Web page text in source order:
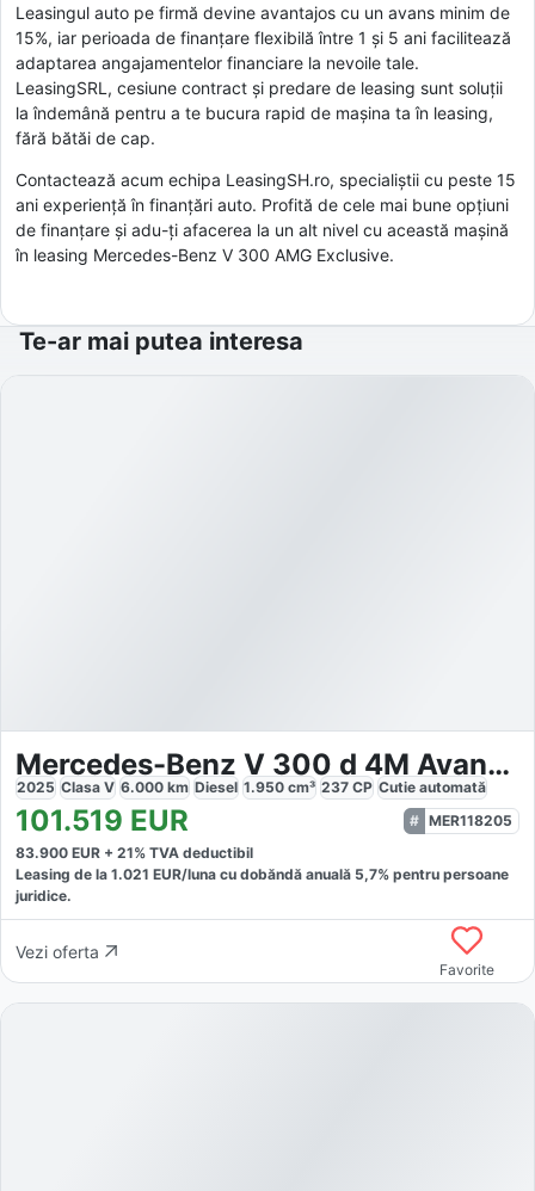
Leasingul auto pe firmă devine avantajos cu un avans minim de
15%, iar perioada de finanțare flexibilă între 1 și 5 ani facilitează
adaptarea angajamentelor financiare la nevoile tale.
LeasingSRL, cesiune contract și predare de leasing sunt soluții
la îndemână pentru a te bucura rapid de mașina ta în leasing,
fără bătăi de cap.
Contactează acum echipa LeasingSH.ro, specialiștii cu peste 15
ani experiență în finanțări auto. Profită de cele mai bune opțiuni
de finanțare și adu-ți afacerea la un alt nivel cu această mașină
în leasing Mercedes-Benz V 300 AMG Exclusive.
Te-ar mai putea interesa
Mercedes-Benz V 300 d 4M Avantgarde Lang
2025 Clasa V 6.000 km Diesel 1.950 cm³ 237 CP Cutie automată
101.519 EUR
MER118205
83.900 EUR + 21% TVA deductibil
Leasing de la 1.021 EUR/luna cu dobăndă anuală 5,7% pentru persoane
juridice.
Vezi oferta
Favorite